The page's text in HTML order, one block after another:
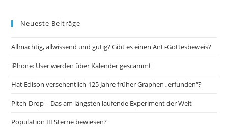
Neueste Beiträge
Allmächtig, allwissend und gütig? Gibt es einen Anti-Gottesbeweis?
iPhone: User werden über Kalender gescammt
Hat Edison versehentlich 125 Jahre früher Graphen „erfunden“?
Pitch-Drop – Das am längsten laufende Experiment der Welt
Population III Sterne bewiesen?